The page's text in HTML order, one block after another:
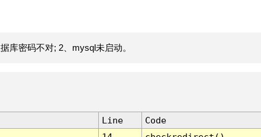
库密码不对; 2、mysql未启动。
Line
Code